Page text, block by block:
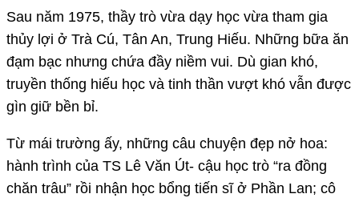
Sau năm 1975, thầy trò vừa dạy học vừa tham gia
thủy lợi ở Trà Cú, Tân An, Trung Hiếu. Những bữa ăn
đạm bạc nhưng chứa đầy niềm vui. Dù gian khó,
truyền thống hiếu học và tinh thần vượt khó vẫn được
gìn giữ bền bỉ.
Từ mái trường ấy, những câu chuyện đẹp nở hoa:
hành trình của TS Lê Văn Út- cậu học trò “ra đồng
chăn trâu” rồi nhận học bổng tiến sĩ ở Phần Lan; cô